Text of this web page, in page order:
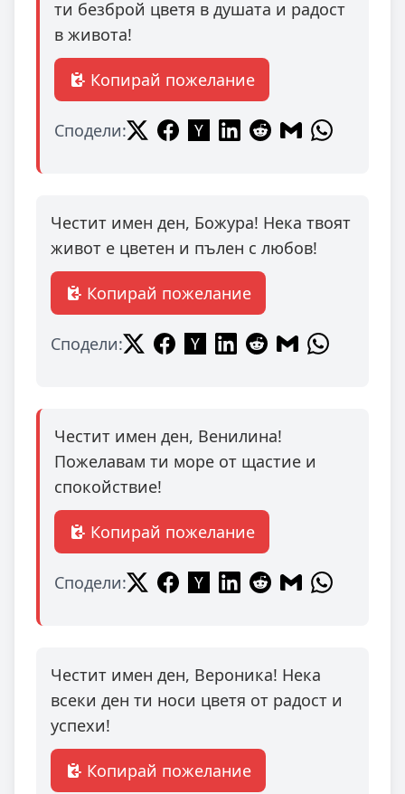
ти безброй цветя в душата и радост
в живота!
Копирай пожелание
Сподели:
Честит имен ден, Божура! Нека твоят
живот е цветен и пълен с любов!
Копирай пожелание
Сподели:
Честит имен ден, Венилина!
Пожелавам ти море от щастие и
спокойствие!
Копирай пожелание
Сподели:
Честит имен ден, Вероника! Нека
всеки ден ти носи цветя от радост и
успехи!
Копирай пожелание